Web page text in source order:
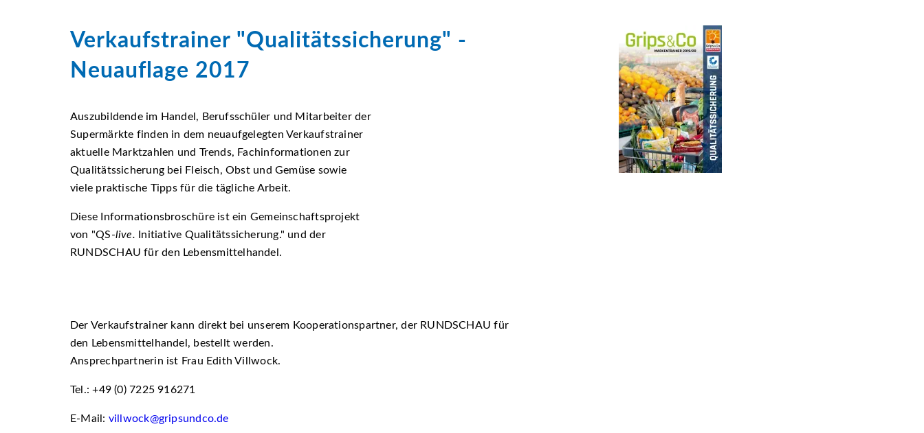
Verkaufstrainer Qualitätssicherung
-
Neuauflage 2017
Auszubildende im Handel, Berufsschüler und Mitarbeiter der
Supermärkte finden in dem neuaufgelegten Verkaufstrainer
aktuelle Marktzahlen und Trends, Fachinformationen zur
Qualitätssicherung bei Fleisch, Obst und Gemüse sowie
viele praktische Tipps für die tägliche Arbeit.
Diese Informationsbroschüre ist ein Gemeinschaftsprojekt
von
QS-live. Initiative Qualitätssicherung.
und der
RUNDSCHAU für den Lebensmittelhandel.
Der Verkaufstrainer kann direkt bei unserem Kooperationspartner, der RUNDSCHAU für
den Lebensmittelhandel, bestellt werden.
Ansprechpartnerin ist Frau Edith Villwock.
Tel.: +49 (0) 7225 916271
E-Mail: villwock@gripsundco.de